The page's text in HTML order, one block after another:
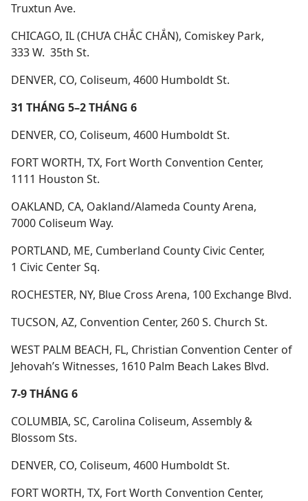
Truxtun Ave.
CHICAGO, IL (CHƯA CHẮC CHẮN), Comiskey Park,
333 W. 35th St.
DENVER, CO, Coliseum, 4600 Humboldt St.
31 THÁNG 5–2 THÁNG 6
DENVER, CO, Coliseum, 4600 Humboldt St.
FORT WORTH, TX, Fort Worth Convention Center,
1111 Houston St.
OAKLAND, CA, Oakland/Alameda County Arena,
7000 Coliseum Way.
PORTLAND, ME, Cumberland County Civic Center,
1 Civic Center Sq.
ROCHESTER, NY, Blue Cross Arena, 100 Exchange Blvd.
TUCSON, AZ, Convention Center, 260 S. Church St.
WEST PALM BEACH, FL, Christian Convention Center of
Jehovah’s Witnesses, 1610 Palm Beach Lakes Blvd.
7-9 THÁNG 6
COLUMBIA, SC, Carolina Coliseum, Assembly &
Blossom Sts.
DENVER, CO, Coliseum, 4600 Humboldt St.
FORT WORTH, TX, Fort Worth Convention Center,